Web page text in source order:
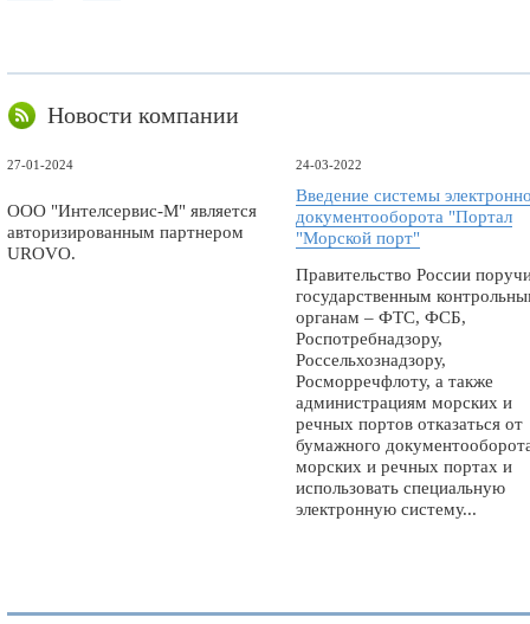
Новости компании
27-01-2024
ООО "Интелсервис-М" является
авторизированным партнером
UROVO.
24-03-2022
Введение системы
документооборота "Портал
"Морской порт"
Правительство России
государственным
органам – ФТС, ФСБ,
Роспотребнадзору,
Россельхознадзору,
Росморречфлоту, а также
администрациям морских и
речных портов отказаться от
бумажного
морских и речных портах и
использовать специальную
электронную систему...